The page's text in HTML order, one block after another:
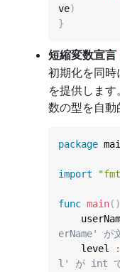
ve)
}
短縮変数宣言
初期化を同
を提供しま
数の型を自動
package
import
func main( )
erName' が
    level
l' が int で